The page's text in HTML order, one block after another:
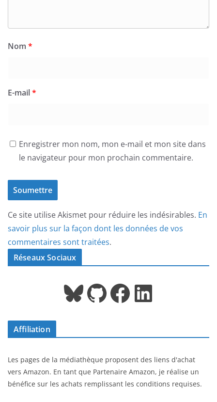
Nom *
E-mail*
Enregistrer mon nom, mon e-mail et mon site dans
le navigateur pour mon prochain commentaire.
Ce site utilise Akismet pour réduire les indésirables. En
savoir plus sur la façon dont les données de vos
commentaires sont traitées.
Réseaux Sociaux
Bluesky GitHub Facebook LinkedIn
Affiliation
Les pages de la médiathèque proposent des liens d'achat
vers Amazon. En tant que Partenaire Amazon, je réalise un
bénéfice sur les achats remplissant les conditions requises.